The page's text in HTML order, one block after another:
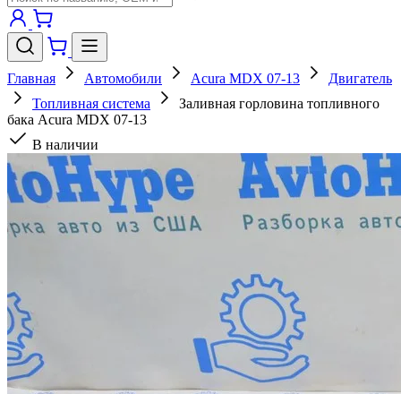
Главная Автомобили Acura MDX 07-13
Двигатель
Топливная система
Заливная горловина топливного
бака Acura MDX 07-13
В наличии